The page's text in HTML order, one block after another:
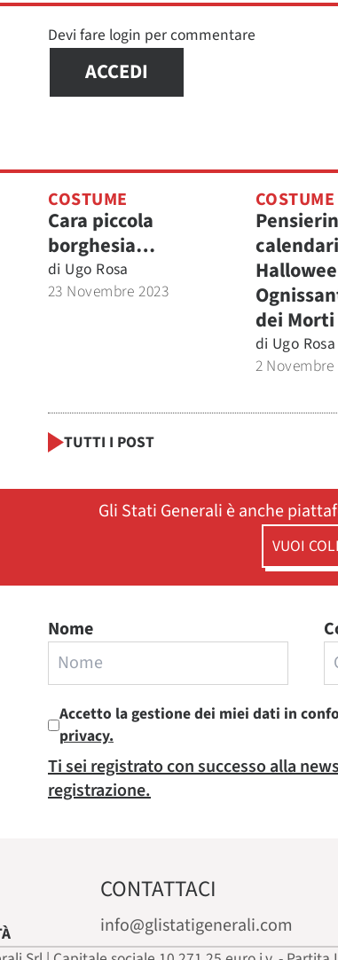
Devi fare login per commentare
ACCEDI
COSTUME
Cara piccola
borghesia…
di Ugo Rosa
23 Novembre 2023
COSTUME
dei Morti
di Ugo Rosa
2 Novembre
TUTTI I POST
Gli Stati Generali è anche
VUOI
Nome
Accetto la gestione dei miei dati in
privacy.
Ti sei registrato con successo alla
registrazione.
CONTATTACI
info@glistatigenerali.com